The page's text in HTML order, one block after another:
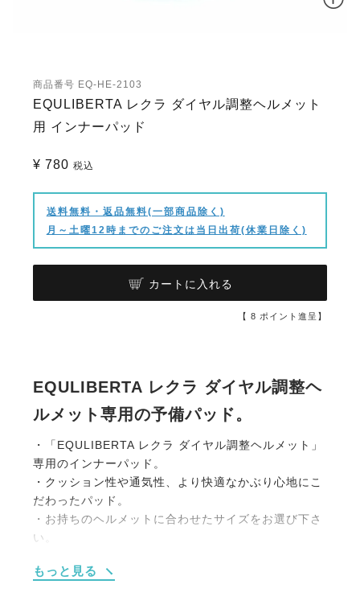
商品番号 EQ-HE-2103
EQULIBERTA レクラ ダイヤル調整ヘルメット
用 インナーパッド
¥ 780 税込
送料無料・返品無料(一部商品除く)
月～土曜12時までのご注文は当日出荷(休業日除く)
カートに入れる
【 8 ポイント進呈】
EQULIBERTA レクラ ダイヤル調整ヘ
ルメット専用の予備パッド。
・「EQULIBERTA レクラ ダイヤル調整ヘルメット」
専用のインナーパッド。
・クッション性や通気性、より快適なかぶり心地にこ
だわったパッド。
・お持ちのヘルメットに合わせたサイズをお選び下さ
い。
ら
もっと見る